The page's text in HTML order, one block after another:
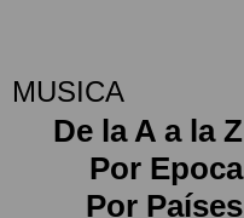
MUSICA
De la A a la Z
Por Epoca
Por Países